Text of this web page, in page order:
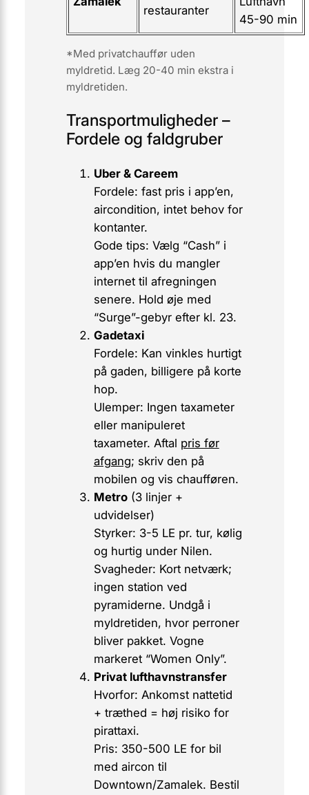
restauranter
45-90 min
*Med privatchauffør uden
myldretid. Læg 20-40 min ekstra i
myldretiden.
Transportmuligheder –
Fordele og faldgruber
Uber & Careem
Fordele: fast pris i app’en,
aircondition, intet behov for
kontanter.
Gode tips: Vælg “Cash” i
app’en hvis du mangler
internet til afregningen
senere. Hold øje med
“Surge”-gebyr efter kl. 23.
Gadetaxi
Fordele: Kan vinkles hurtigt
på gaden, billigere på korte
hop.
Ulemper: Ingen taxameter
eller manipuleret
taxameter. Aftal pris før
afgang; skriv den på
mobilen og vis chaufføren.
Metro(3 linjer +
udvidelser)
Styrker: 3-5 LE pr. tur, kølig
og hurtig under Nilen.
Svagheder: Kort netværk;
ingen station ved
pyramiderne. Undgå i
myldretiden, hvor perroner
bliver pakket. Vogne
markeret “Women Only”.
Privat lufthavnstransfer
Hvorfor: Ankomst nattetid
+ træthed = høj risiko for
pirattaxi.
Pris: 350-500 LE for bil
med aircon til
Downtown/Zamalek. Bestil